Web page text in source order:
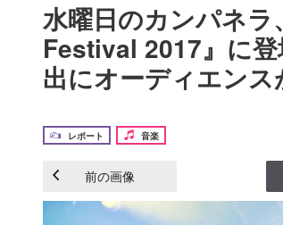
水曜日のカンパネ
Festival 2017』に
出にオーディエン
レポート 音楽
前の画像